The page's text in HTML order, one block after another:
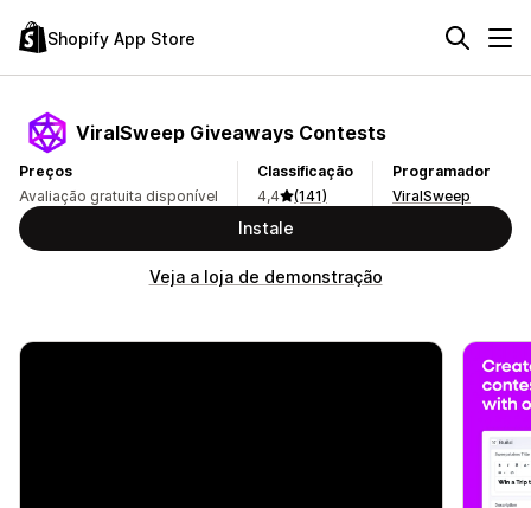
Shopify App Store
ViralSweep Giveaways Contests
Preços
Avaliação gratuita disponível
Classificação
4,4
(141)
Programador
ViralSweep
Instale
Veja a loja de demonstração